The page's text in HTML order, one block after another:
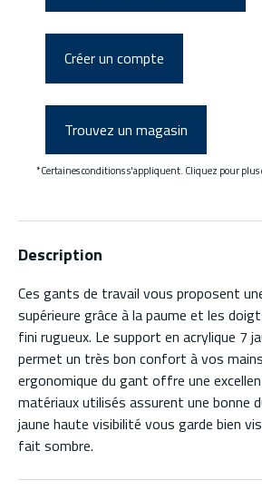
Créer un compte
Trouvez un magasin
*Certaines conditions s'appliquent. Cliquez pour
Description
Ces gants de travail vous proposent
supérieure grâce à la paume et les
fini rugueux. Le support en acrylique 7
permet un très bon confort à vos
ergonomique du gant offre une
matériaux utilisés assurent une bonne
jaune haute visibilité vous garde bien
fait sombre.